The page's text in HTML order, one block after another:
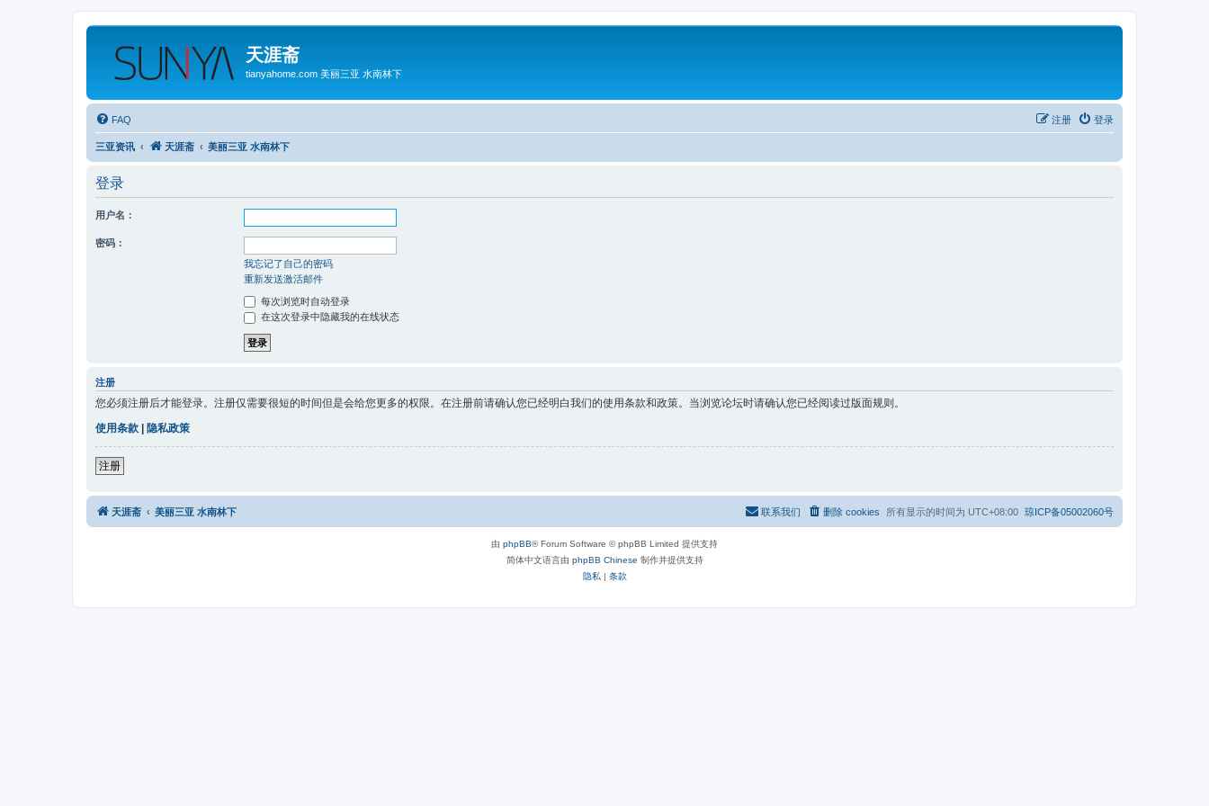
天涯斋
tianyahome.com 美丽三亚 水南林下
FAQ 登录
注册
三亚资讯 天涯斋 美丽三亚 水南林下
登录
用户名：
密码：
我忘记了自己的密码
重新发送激活邮件
每次浏览时自动登录
在这次登录中隐藏我的在线状态
注册
您必须注册后才能登录。注册仅需要很短的时间但是会给您更多的权限。在注册前请确认您已经明白我们的使用条款和政策。当浏览论坛时请确认您已经阅读过版面规则。
使用条款
隐私政策
注册
天涯斋 美丽三亚 水南林下 琼ICP备05002060号
所有显示的时间为 UTC+08:00
删除 cookies
联系我们
由 phpBB® Forum Software © phpBB Limited 提供支持
简体中文语言由 phpBB Chinese 制作并提供支持
隐私| 条款